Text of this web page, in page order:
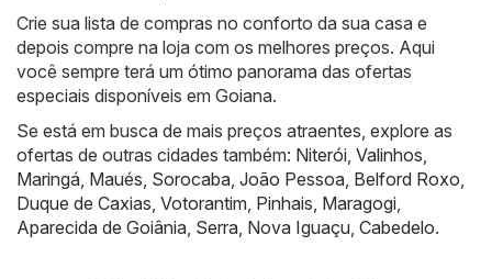
Crie sua lista de compras no conforto da sua casa e
depois compre na loja com os melhores preços. Aqui
você sempre terá um ótimo panorama das ofertas
especiais disponíveis em Goiana.
Se está em busca de mais preços atraentes, explore as
ofertas de outras cidades também: Niterói Valinhos
Maringá Maués Sorocaba João Pessoa Belford Roxo
Duque de Caxias Votorantim Pinhais Maragogi
Aparecida de Goiânia Serra Nova Iguaçu Cabedelo.